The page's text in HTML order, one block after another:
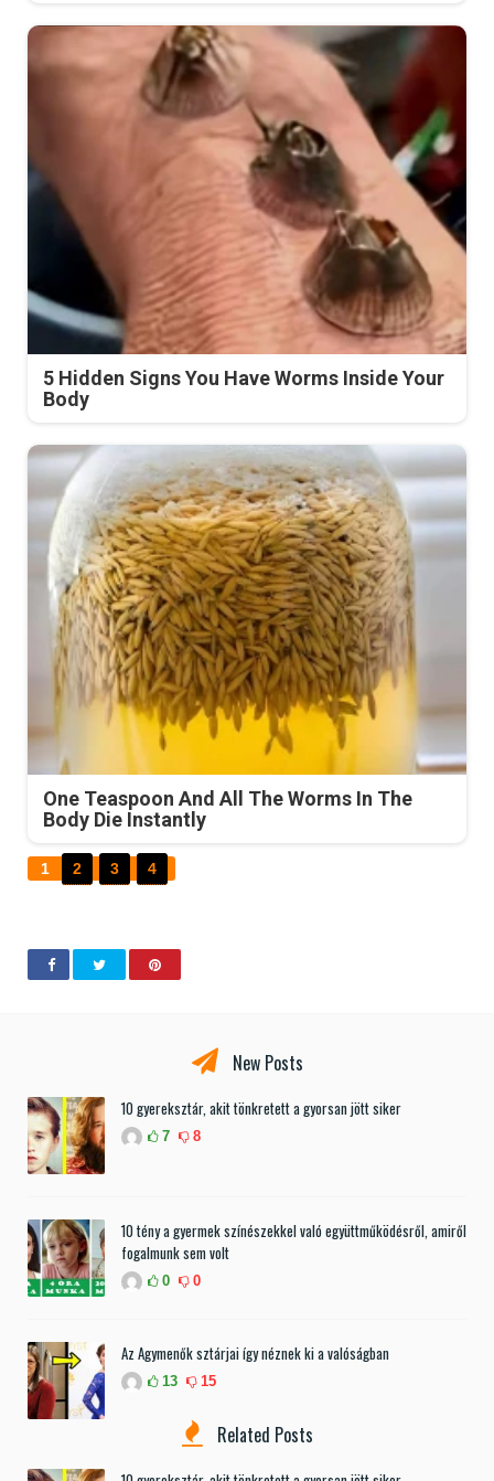
5 Hidden Signs You Have Worms Inside Your
Body
One Teaspoon And All The Worms In The
Body Die Instantly
1 2 3 4
New Posts
10 gyereksztár, akit tönkretett a gyorsan jött siker
7 8
10 tény a gyermek színészekkel való együttműködésről, amiről
fogalmunk sem volt
0 0
Az Agymenők sztárjai így néznek ki a valóságban
13 15
Related Posts